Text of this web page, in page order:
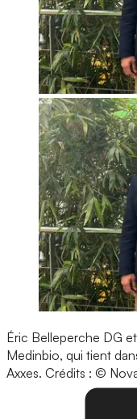
Éric Belleperche DG
Medinbio, qui tient
Axxes. Crédits : ©